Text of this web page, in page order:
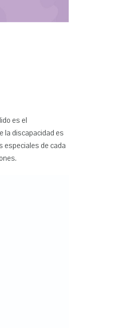
es el
la discapacidad es
especiales de cada